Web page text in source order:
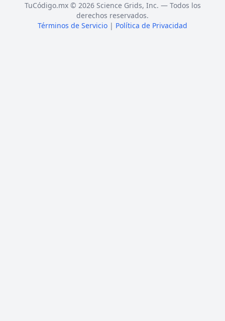
TuCódigo.mx © 2026 Science Grids, Inc. — Todos los
derechos reservados.
Términos de Servicio | Política de Privacidad